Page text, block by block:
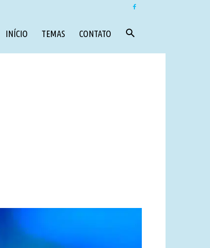
INÍCIO TEMAS CONTATO